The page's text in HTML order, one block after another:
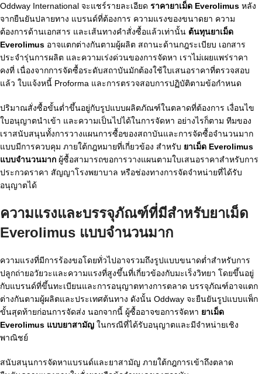
Oddway International จะแชร์รายละเอียด ราคายาเม็ด Everolimus หลัง
จากยืนยันปลายทาง แบรนด์ที่ต้องการ ความแรงของขนาดยา ความ
ต้องการด้านเอกสาร และเส้นทางคำสั่งซื้อแล้วเท่านั้น ต้นทุนยาเม็ด
Everolimus อาจแตกต่างกันตามผู้ผลิต สถานะด้านกฎระเบียบ เอกสาร
ประจำรุ่นการผลิต และความเร่งด่วนของการจัดหา เราไม่เผยแพร่ราคา
คงที่ เนื่องจากการจัดซื้อระดับสถาบันมักต้องใช้ใบเสนอราคาที่ตรวจสอบ
แล้ว ใบแจ้งหนี้ Proforma และการตรวจสอบการปฏิบัติตามข้อกำหนด
ปริมาณสั่งซื้อขั้นต่ำขึ้นอยู่กับรูปแบบผลิตภัณฑ์ในตลาดที่ต้องการ เงื่อนไข
ใบอนุญาตนำเข้า และความเป็นไปได้ในการจัดหา อย่างไรก็ตาม ทีมของ
เราสนับสนุนทั้งการวางแผนการซื้อของสถาบันและการจัดซื้อจำนวนมาก
แบบมีการควบคุม ภายใต้กฎหมายที่เกี่ยวข้อง สำหรับ ยาเม็ด Everolimus
แบบจำนวนมาก ผู้ซื้อสามารถขอการวางแผนตามใบเสนอราคาสำหรับการ
ประกวดราคา สัญญาโรงพยาบาล หรือช่องทางการจัดจำหน่ายที่ได้รับ
อนุญาตได้
ความแรงและบรรจุภัณฑ์ที่มีสำหรับยาเม็ด
Everolimus แบบจำนวนมาก
ความแรงที่มีการร้องขอโดยทั่วไปอาจรวมถึงรูปแบบขนาดต่ำสำหรับการ
ปลูกถ่ายอวัยวะและความแรงที่สูงขึ้นที่เกี่ยวข้องกับมะเร็งวิทยา โดยขึ้นอยู่
กับแบรนด์ที่ขึ้นทะเบียนและการอนุญาตทางการตลาด บรรจุภัณฑ์อาจแตก
ต่างกันตามผู้ผลิตและประเทศต้นทาง ดังนั้น Oddway จะยืนยันรูปแบบแพ็ก
ขั้นสุดท้ายก่อนการจัดส่ง นอกจากนี้ ผู้ซื้ออาจขอการจัดหา ยาเม็ด
Everolimus แบบยาสามัญ ในกรณีที่ได้รับอนุญาตและมีจำหน่ายเชิง
พาณิชย์
สนับสนุนการจัดหาแบรนด์และยาสามัญ ภายใต้กฎการเข้าถึงตลาด